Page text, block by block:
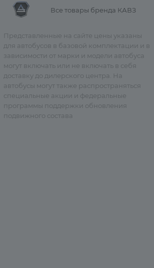
Все товары бренда КАВЗ
Представленные на сайте цены указаны
для автобусов в базовой комплектации и в
зависимости от марки и модели автобуса
могут включать или не включать в себя
доставку до дилерского центра. На
автобусы могут также распространяться
специальные акции и федеральные
программы поддержки обновления
подвижного состава